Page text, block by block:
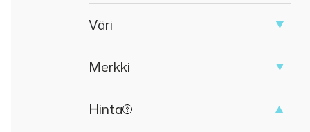
Väri
Merkki
Hinta